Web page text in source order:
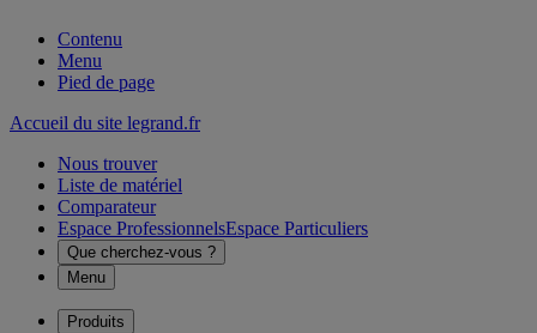
Contenu
Menu
Pied de page
Accueil du site legrand.fr
Nous trouver
Liste de matériel
Comparateur
Espace ProfessionnelsEspace Particuliers
Que cherchez-vous ?
Menu
Produits